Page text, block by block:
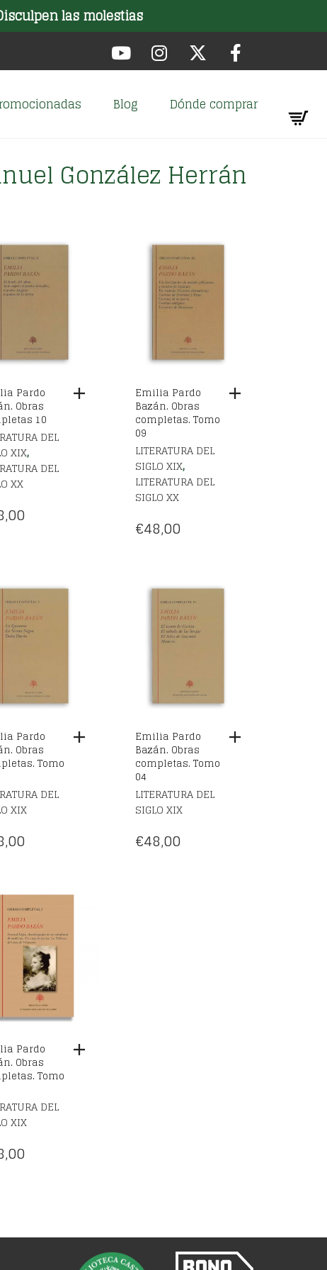
las molestias
Blog Dónde comprar
González Herrán
Pardo
Obras
10
DEL
XIX,
DEL
XX
Emilia Pardo
Bazán. Obras
completas. Tomo
09
LITERATURA DEL
SIGLO XIX,
LITERATURA DEL
SIGLO XX
€48,00
Pardo
Obras
Tomo
DEL
XIX
Emilia Pardo
Bazán. Obras
completas. Tomo
04
LITERATURA DEL
SIGLO XIX
€48,00
Pardo
Obras
Tomo
DEL
XIX